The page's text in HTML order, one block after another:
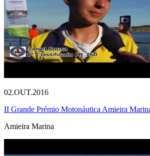
02.OUT.2016
II Grande Prémio Motonáutica Amieira
Amieira Marina